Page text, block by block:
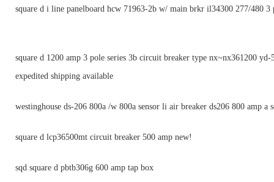
square d i line panelboard hcw 71963-2b w/ main brkr il34300 277/480 3
square d 1200 amp 3 pole series 3b circuit breaker type nx~nx361200 yd-
expedited shipping available
westinghouse ds-206 800a /w 800a sensor li air breaker ds206 800 amp a
square d lcp36500mt circuit breaker 500 amp new!
sqd square d pbtb306g 600 amp tap box